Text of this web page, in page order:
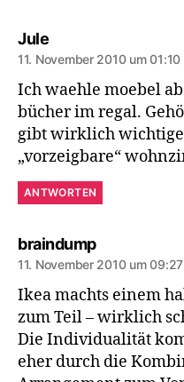
Julesagt:
11. November 2010 um 01:10
Ich waehle moebel
bücher im regal.
gibt wirklich
„vorzeigbare“
ANTWORTEN
braindumpsagt:
11. November 2010 um
Ikea machts einem
zum Teil – wirklich
Die Individualität
eher durch die